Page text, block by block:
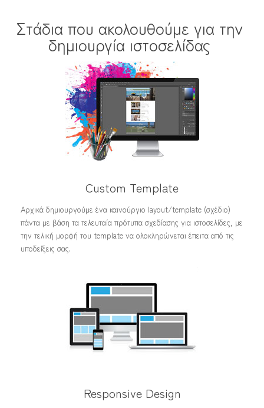
Στάδια που ακολουθούμε για την
δημιουργία ιστοσελίδας
Custom Template
Αρχικά δημιουργούμε ένα καινούργιο layout/template (σχέδιο)
πάντα με βάση τα τελευταία πρότυπα σχεδίασης για ιστοσελίδες, με
την τελική μορφή του template να ολοκληρώνεται έπειτα από τις
υποδείξεις σας.
Responsive Design